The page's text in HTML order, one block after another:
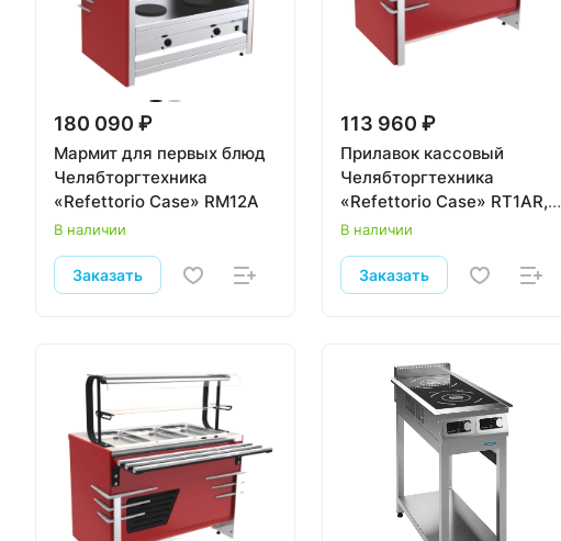
180 090 ₽
Мармит для первых блюд
Челябторгтехника
«Refettorio Case» RM12A
В наличии
Заказать
113 960 ₽
Прилавок кассовый
Челябторгтехника
«Refettorio Case» RТ1АR,
правый
В наличии
Заказать